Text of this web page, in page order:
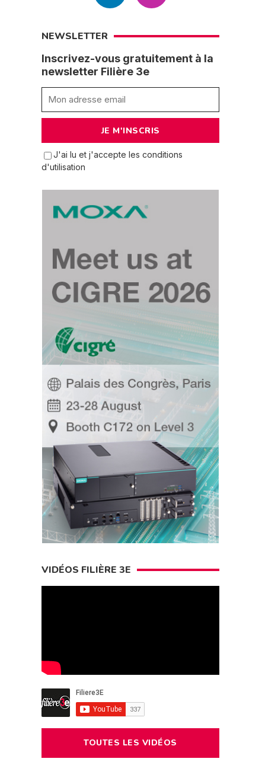
NEWSLETTER
Inscrivez-vous gratuitement à la
newsletter Filière 3e
J'ai lu et j'accepte les conditions
d'utilisation
VIDÉOS FILIÈRE 3E
TOUTES LES VIDÉOS